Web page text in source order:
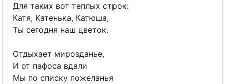
Для таких вот теплых строк:
Катя, Катенька, Катюша,
Ты сегодня наш цветок.
Отдыхает мирозданье,
И от пафоса вдали
Мы по списку пожеланья